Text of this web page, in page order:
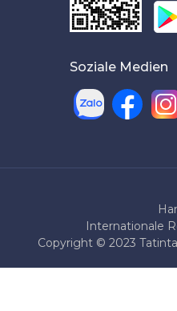
Soziale Medien
Internationale
Copyright © 2023